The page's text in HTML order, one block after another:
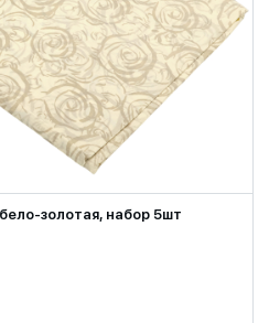
золотая, набор 5шт